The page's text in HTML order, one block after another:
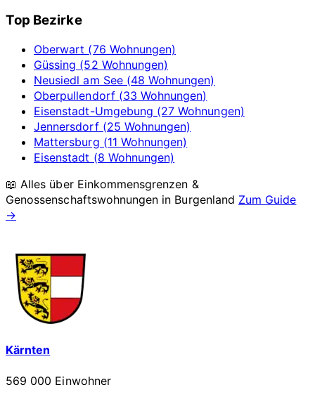
Top Bezirke
Oberwart (76 Wohnungen)
Güssing (52 Wohnungen)
Neusiedl am See (48 Wohnungen)
Oberpullendorf (33 Wohnungen)
Eisenstadt-Umgebung (27 Wohnungen)
Jennersdorf (25 Wohnungen)
Mattersburg (11 Wohnungen)
Eisenstadt (8 Wohnungen)
📖 Alles über Einkommensgrenzen &
Genossenschaftswohnungen in Burgenland Zum Guide
→
Kärnten
569 000 Einwohner